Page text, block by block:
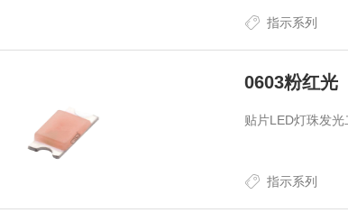
指示系列
0603粉红光
贴片LED灯珠发
指示系列